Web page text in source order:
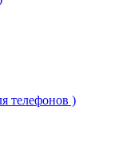
телефонов )